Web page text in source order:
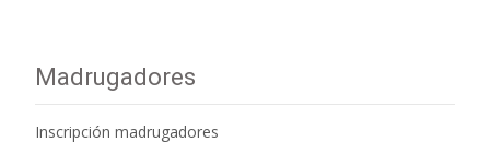
Madrugadores
Inscripción madrugadores